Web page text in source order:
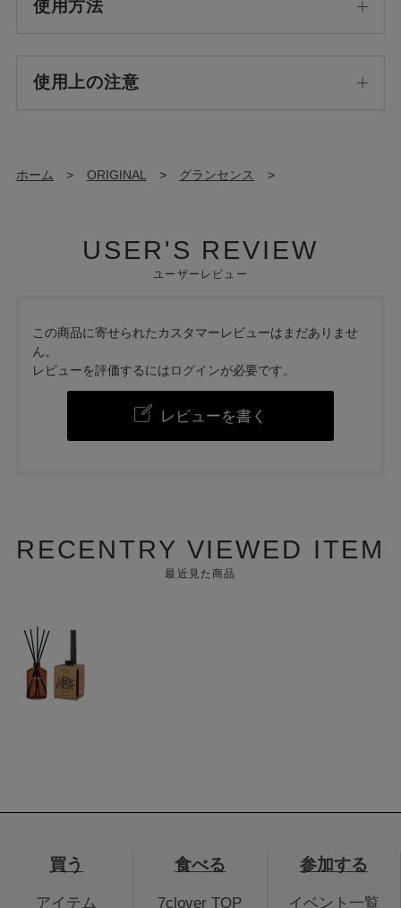
使用方法
使用上の注意
ホーム > ORIGINAL > グランセンス >
USER'S REVIEW
ユーザーレビュー
この商品に寄せられたカスタマーレビューはまだありませ
ん。
レビューを評価するにはログインが必要です。
レビューを書く
RECENTRY VIEWED ITEM
最近見た商品
買う
アイテム
食べる
7clover TOP
参加する
イベント一覧